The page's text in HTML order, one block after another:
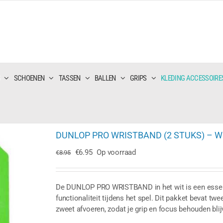
SCHOENEN TASSEN BALLEN GRIPS KLEDING
DUNLOP PRO WRISTBAND (2 STUKS) –
€8.95
Oorspronkelijke
was:
€8.95.
€6.95Huidige
is:
€6.95.
Op voorraad
De DUNLOP PRO WRISTBAND in het wit is een
functionaliteit tijdens het spel. Dit pakket bevat
zweet afvoeren, zodat je grip en focus behouden